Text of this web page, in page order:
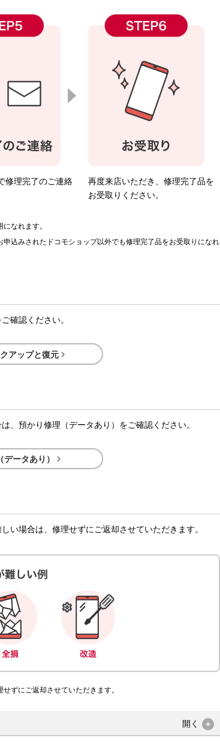
修理完了のご連絡
再度来店いただき、修理完了品を
お受取りください。
なれます。
申込みされたドコモショップ以外でも修理完了品をお受取りになれ
確認ください。
アップと復元
、預かり修理（データあり）をご確認ください。
ータあり） 
い場合は、修理せずにご返却させていただきます。
ずにご返却させていただきます。
開く